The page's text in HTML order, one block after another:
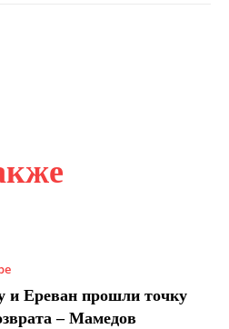
и Ереван прошли точку
– Мамедов